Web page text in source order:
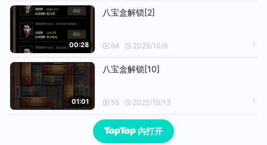
00:28
八宝盒解锁[2]
64 2025/10/9
01:01
八宝盒解锁[10]
55 2025/10/13
已经到底了内打开